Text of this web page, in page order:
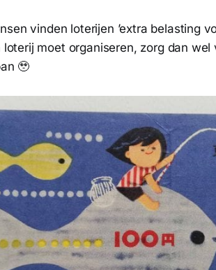
vinden loterijen ’extra belasting
moet organiseren, zorg dan wel
🥹